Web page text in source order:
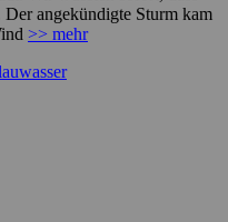
angekündigte Sturm kam
>> mehr